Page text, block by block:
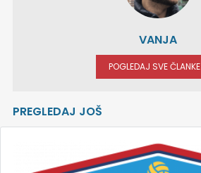
VANJA
POGLEDAJ SVE ČLANKE
PREGLEDAJ JOŠ